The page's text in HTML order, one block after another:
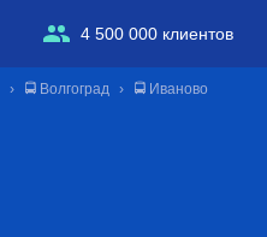
4 500 000 клиентов
🚍 Волгоград 🚍 Иваново